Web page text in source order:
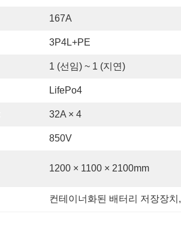
167A
3P4L+PE
1 (선임) ~ 1 (지연)
LifePo4
32A × 4
850V
1200 × 1100 × 2100mm
컨테이너화된 배터리 저장장치 ,